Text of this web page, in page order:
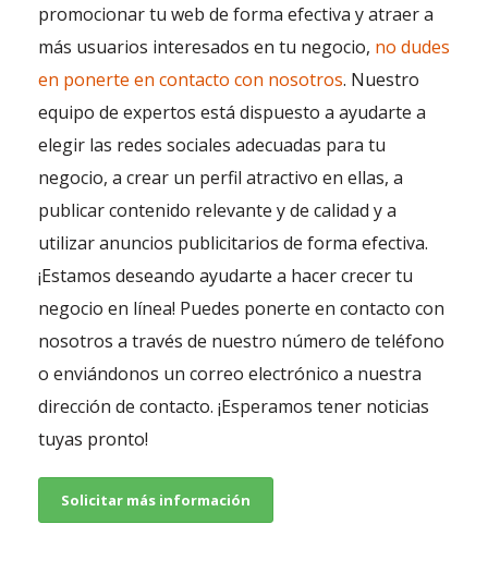
promocionar tu web de forma efectiva y atraer a
más usuarios interesados en tu negocio, no dudes
en ponerte en contacto con nosotros. Nuestro
equipo de expertos está dispuesto a ayudarte a
elegir las redes sociales adecuadas para tu
negocio, a crear un perfil atractivo en ellas, a
publicar contenido relevante y de calidad y a
utilizar anuncios publicitarios de forma efectiva.
¡Estamos deseando ayudarte a hacer crecer tu
negocio en línea! Puedes ponerte en contacto con
nosotros a través de nuestro número de teléfono
o enviándonos un correo electrónico a nuestra
dirección de contacto. ¡Esperamos tener noticias
tuyas pronto!
Solicitar más información